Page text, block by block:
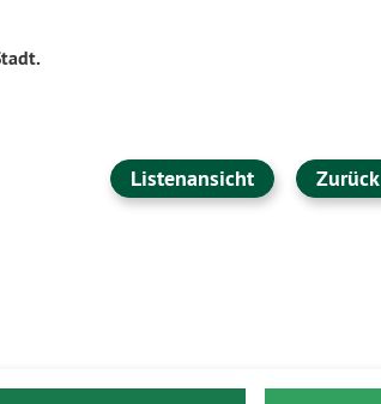
Listenansicht Zurück